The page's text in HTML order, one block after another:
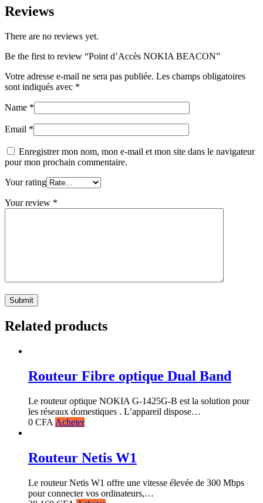
Reviews
There are no reviews yet.
Be the first to review “Point d’Accès NOKIA BEACON”
Votre adresse e-mail ne sera pas publiée. Les champs obligatoires
sont indiqués avec *
Name *
Email *
Enregistrer mon nom, mon e-mail et mon site dans le navigateur
pour mon prochain commentaire.
Your rating
Your review *
Related products
Routeur Fibre optique Dual Band
Le routeur optique NOKIA G-1425G-B est la solution pour
les réseaux domestiques . L’appareil dispose…
0 CFA Acheter
Routeur Netis W1
Le routeur Netis W1 offre une vitesse élevée de 300 Mbps
pour connecter vos ordinateurs,…